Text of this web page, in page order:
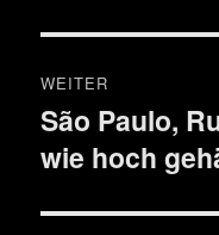
WEITER
Nächster
Beitrag:
São Paulo,
wie hoch